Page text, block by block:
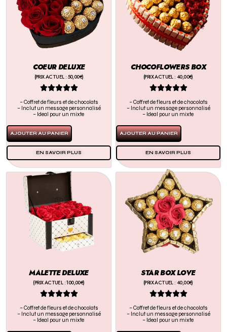
COEUR DELUXE
(PRIX ACTUEL : 50,00€)

– Coffret de fleurs et de chocolats
– Inclut un message personnalisé
– Ideal pour un mixte
AJOUTER AU PANIER
EN SAVOIR PLUS
CHOCOFLOWERS BOX
(PRIX ACTUEL : 40,00€)

– Coffret de fleurs et de chocolats
– Inclut un message personnalisé
– Ideal pour un mixte
AJOUTER AU PANIER
EN SAVOIR PLUS
MALETTE DELUXE
(PRIX ACTUEL : 100,00€)

– Coffret de fleurs et de chocolats
– Inclut un message personnalisé
– Ideal pour un mixte
STAR BOX LOVE
(PRIX ACTUEL : 40,00€)

– Coffret de fleurs et de chocolats
– Inclut un message personnalisé
– Ideal pour un mixte